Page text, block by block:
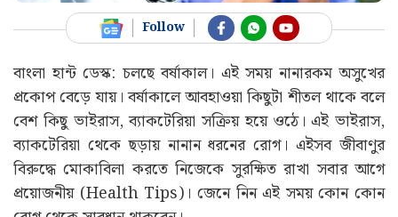
Follow
বাংলা হান্ট ডেস্ক: চলছে বর্ষাকাল‌। এই সময় নানারকম অসুখের
প্রকোপ বেড়ে যায়। বর্ষাকালে আবহাওয়া কিছুটা শীতল থাকে বলে
বেশ কিছু ভাইরাস, ব্যাকটেরিয়া সক্রিয় হয়ে ওঠে। এই ভাইরাস,
ব্যাকটেরিয়া থেকে ছড়ায় নানান ধরনের রোগ। এইসব জীবাণুর
বিরুদ্ধে মোকাবিলা করতে নিজেকে সুরক্ষিত রাখা সবার আগে
প্রয়োজনীয় (Health Tips)। জেনে নিন এই সময় কোন কোন